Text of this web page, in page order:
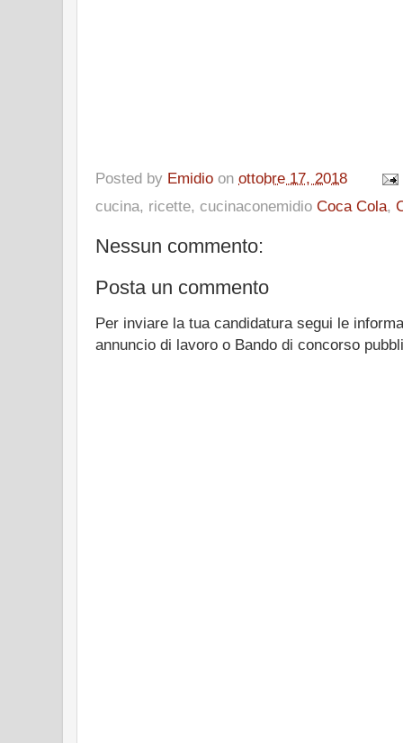
Posted by Emidio on ottobre 17, 2018
cucina, ricette, cucinaconemidio Coca Cola,
Nessun commento:
Posta un commento
Per inviare la tua candidatura segui le
annuncio di lavoro o Bando di concorso